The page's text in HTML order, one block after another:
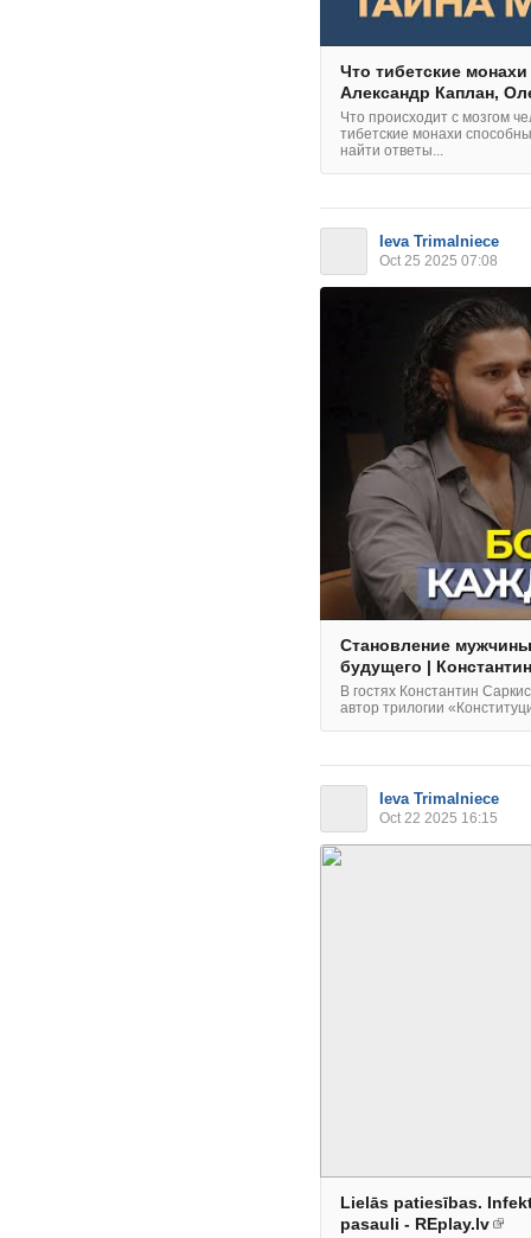
Что тибетские
Александр Каплан,
Что происходит с мозгом
тибетские монахи
найти ответы...
Ieva Trimalniece
Oct 25 2025 07:08
Становление
будущего |
В гостях Константин
автор трилогии
Ieva Trimalniece
Oct 22 2025 16:15
Lielās patiesības.
pasauli - REplay.lv